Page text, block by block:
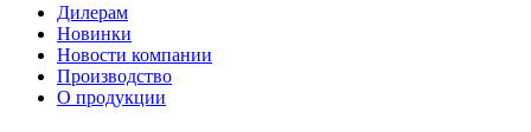
Дилерам
Новинки
Новости компании
Производство
О продукции